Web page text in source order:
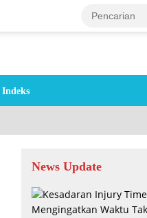
Indeks
News Update